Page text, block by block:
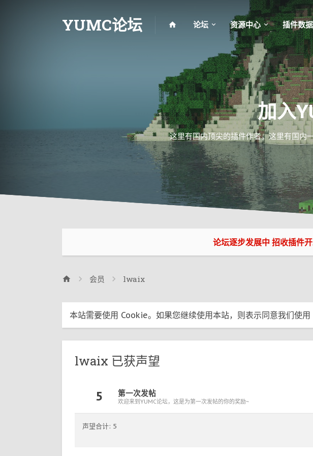
YUMC论坛 论坛 资源中心 插件数据
加入
这里有国内顶尖的插件作者，这里有国
论坛逐步发展中 招收插件
会员 lwaix
本站需要使用 Cookie。如果您继续使用本站，则表示同意我们使用
lwaix 已获声望
5 第一次发帖
欢迎来到YUMC论坛，这是为第一次发帖的你的奖励~
声望合计: 5